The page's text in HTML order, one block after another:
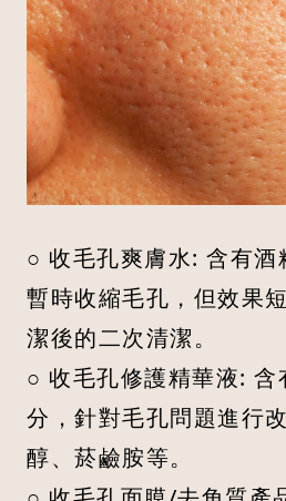
○ 收毛孔爽膚水: 含有酒
暫時收縮毛孔，但效果
潔後的二次清潔。
○ 收毛孔修護精華液: 含
分，針對毛孔問題進行
醇、菸鹼胺等。